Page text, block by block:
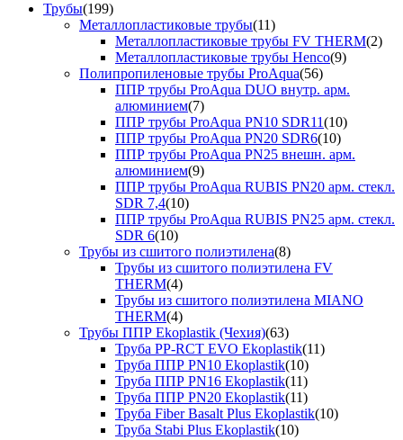
Трубы(199)
Металлопластиковые трубы(11)
Металлопластиковые трубы FV THERM(2)
Металлопластиковые трубы Henco(9)
Полипропиленовые трубы ProAqua(56)
ППР трубы ProAqua DUO внутр. арм.
алюминием(7)
ППР трубы ProAqua PN10 SDR11(10)
ППР трубы ProAqua PN20 SDR6(10)
ППР трубы ProAqua PN25 внешн. арм.
алюминием(9)
ППР трубы ProAqua RUBIS PN20 арм. стекл.
SDR 7,4(10)
ППР трубы ProAqua RUBIS PN25 арм. стекл.
SDR 6(10)
Трубы из сшитого полиэтилена(8)
Трубы из сшитого полиэтилена FV
THERM(4)
Трубы из сшитого полиэтилена MIANO
THERM(4)
Трубы ППР Ekoplastik (Чехия)(63)
Труба PP-RCT EVO Ekoplastik(11)
Труба ППР PN10 Ekoplastik(10)
Труба ППР PN16 Ekoplastik(11)
Труба ППР PN20 Ekoplastik(11)
Труба Fiber Basalt Plus Ekoplastik(10)
Труба Stabi Plus Ekoplastik(10)